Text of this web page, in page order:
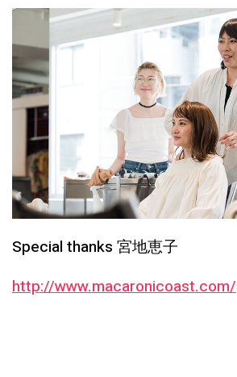
Special thanks 宮地恵子
http://www.macaronicoast.com/